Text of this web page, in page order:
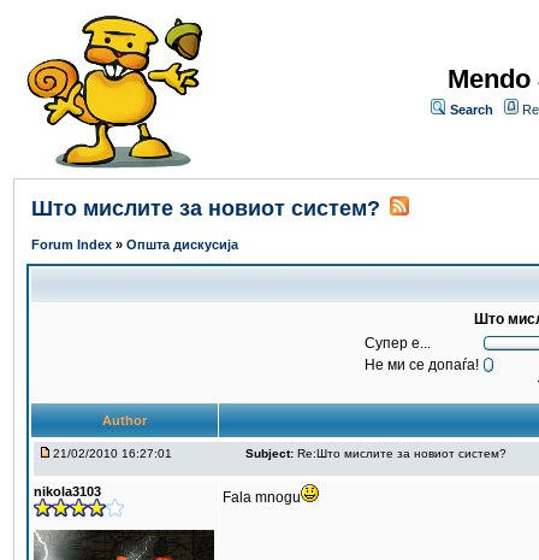
Search
Што мислите за новиот систем?
Forum Index » Општа дискусија
Што
Супер е...
Не ми се допаѓа!
Author
21/02/2010 16:27:01 Subject: Re:Што мислите за новиот систем?
nikola3103 Fala mnogu